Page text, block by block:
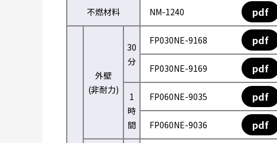
不燃材料 NM-1240 pdf
外壁
(非耐力)
30
分
FP030NE-9168 pdf
FP030NE-9169 pdf
1
時
間
FP060NE-9035 pdf
FP060NE-9036 pdf